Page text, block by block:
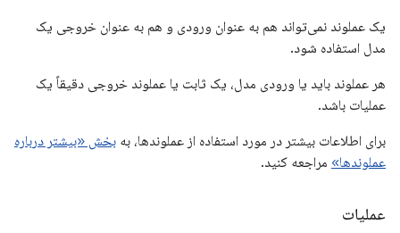
یک عملوند نمی‌تواند هم به عنوان ورودی و هم به عنوان خروجی یک
مدل استفاده شود.
هر عملوند باید یا ورودی مدل، یک ثابت یا عملوند خروجی دقیقاً یک
عملیات باشد.
برای اطلاعات بیشتر در مورد استفاده از عملوندها، به بخش «بیشتر درباره
عملوندها» مراجعه کنید.
عملیات